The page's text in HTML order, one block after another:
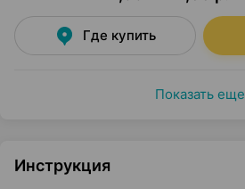
Где купить
Показать еще
Инструкция